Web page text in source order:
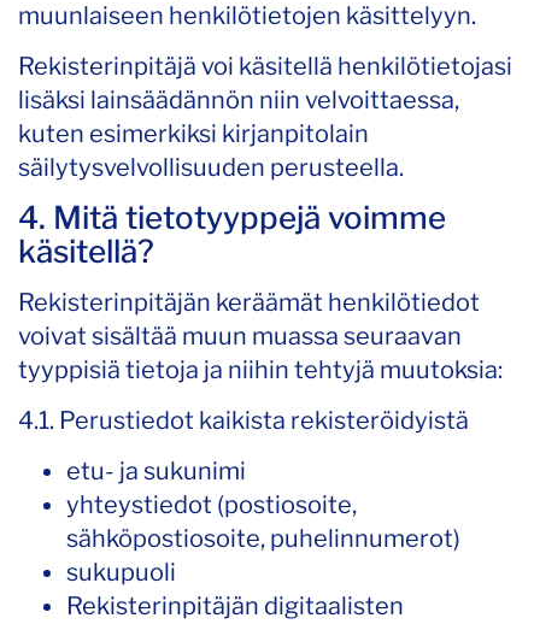
muunlaiseen henkilötietojen käsittelyyn.
Rekisterinpitäjä voi käsitellä henkilötietojasi
lisäksi lainsäädännön niin velvoittaessa,
kuten esimerkiksi kirjanpitolain
säilytysvelvollisuuden perusteella.
4. Mitä tietotyyppejä voimme
käsitellä?
Rekisterinpitäjän keräämät henkilötiedot
voivat sisältää muun muassa seuraavan
tyyppisiä tietoja ja niihin tehtyjä muutoksia:
4.1. Perustiedot kaikista rekisteröidyistä
etu- ja sukunimi
yhteystiedot (postiosoite,
sähköpostiosoite, puhelinnumerot)
sukupuoli
Rekisterinpitäjän digitaalisten